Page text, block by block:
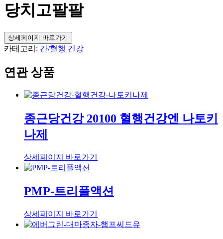
당치고팔팔
상세페이지 바로가기
카테고리: 간/혈행 건강
연관 상품
종근당건강 20100 혈행건강엔 나토키
나제
상세페이지 바로가기
PMP-트리플액션
상세페이지 바로가기